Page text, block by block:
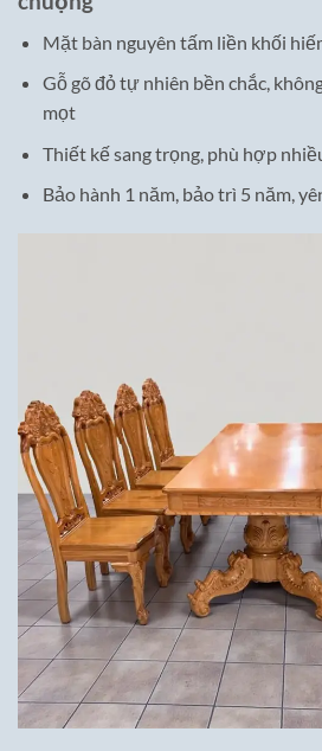
Mặt bàn nguyên tấm liền khối
Gỗ gõ đỏ tự nhiên bền chắc,
mọt
Thiết kế sang trọng, phù hợp
Bảo hành 1 năm, bảo trì 5 năm,